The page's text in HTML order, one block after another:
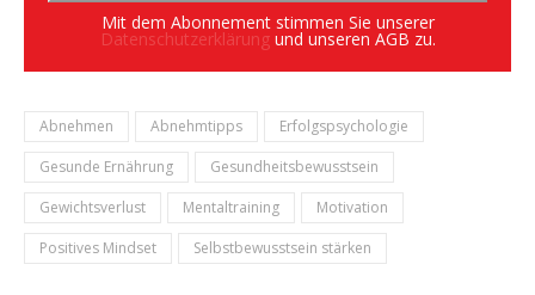
Mit dem Abonnement stimmen Sie unserer
Datenschutzerklärungund unseren AGB zu.
Abnehmen Abnehmtipps
Erfolgspsychologie
Gesunde Ernährung
Gesundheitsbewusstsein
Gewichtsverlust
Mentaltraining
Motivation
Positives Mindset
Selbstbewusstsein stärken